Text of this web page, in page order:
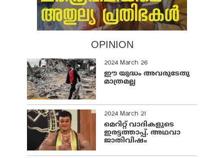
OPINION
2024 March 26
ഈ യുദ്ധം അവരുടേതു
മാത്രമല്ല
2024 March 21
മെറിറ്റ് വാദികളുടെ
ഇരട്ടത്താപ്പ്, അഥവാ
ജാതിവിഷം